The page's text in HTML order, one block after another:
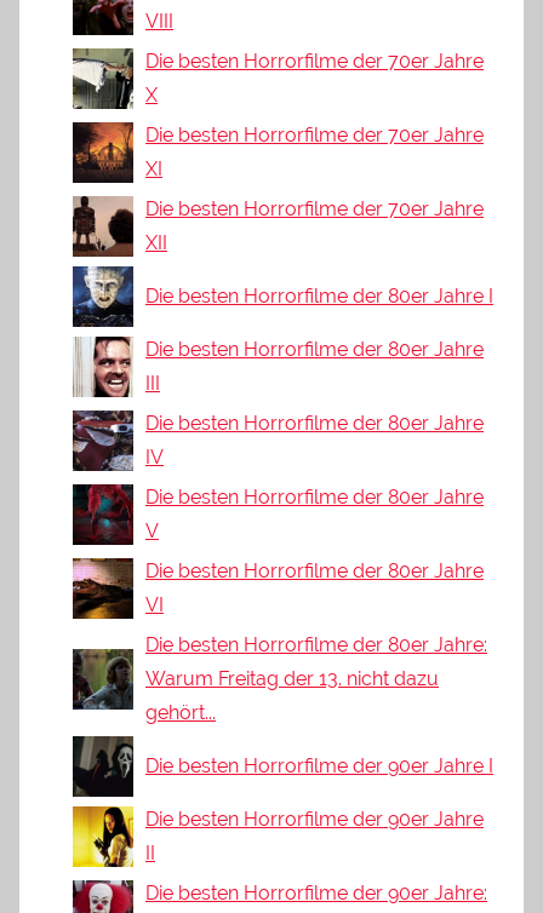
VIII
Die besten Horrorfilme der 70er Jahre
X
Die besten Horrorfilme der 70er Jahre
XI
Die besten Horrorfilme der 70er Jahre
XII
Die besten Horrorfilme der 80er Jahre I
Die besten Horrorfilme der 80er Jahre
III
Die besten Horrorfilme der 80er Jahre
IV
Die besten Horrorfilme der 80er Jahre
V
Die besten Horrorfilme der 80er Jahre
VI
Die besten Horrorfilme der 80er Jahre:
Warum Freitag der 13. nicht dazu
gehört...
Die besten Horrorfilme der 90er Jahre I
Die besten Horrorfilme der 90er Jahre
II
Die besten Horrorfilme der 90er Jahre: